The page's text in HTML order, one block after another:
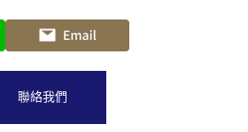
聯絡我們